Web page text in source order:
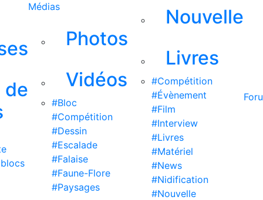
de
Médias
Photos
Vidéos
#Bloc
#Compétition
#Dessin
#Escalade
#Falaise
#Faune-Flore
#Paysages
Nouvelle
Livres
#Compétition
#Évènement
#Film
#Interview
#Livres
#Matériel
#News
#Nidification
#Nouvelle